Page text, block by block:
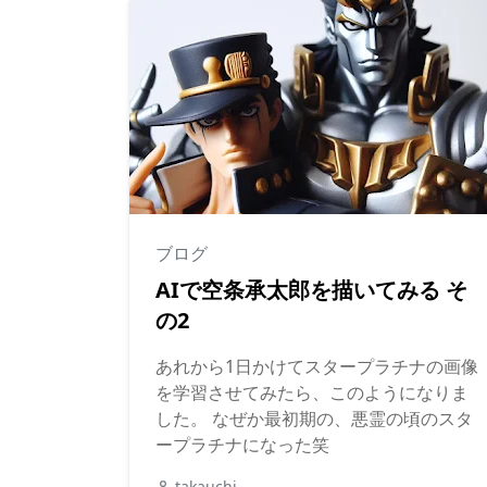
ブログ
AIで空条承太郎を描いてみる そ
の2
あれから1日かけてスタープラチナの画像
を学習させてみたら、このようになりま
した。 なぜか最初期の、悪霊の頃のスタ
ープラチナになった笑